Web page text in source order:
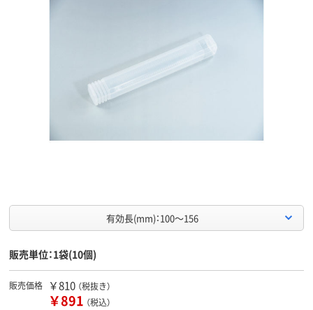
有効長(mm)：100～156
販売単位：1袋(10個)
販売価格 ￥810 （税抜き）
￥891 （税込）